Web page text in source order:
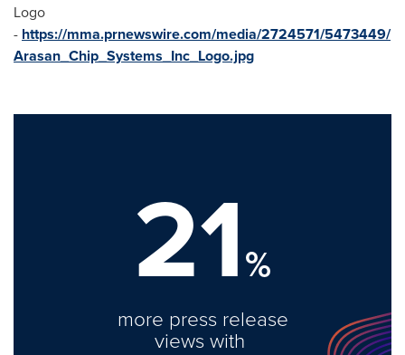
Logo
- https://mma.prnewswire.com/media/2724571/5473449/
Arasan_Chip_Systems_Inc_Logo.jpg
21%
more press release
views with